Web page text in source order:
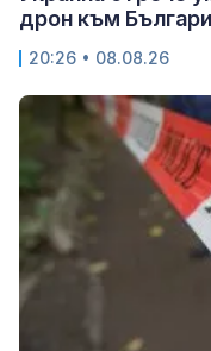
дрон към
20:26 • 08.08.26